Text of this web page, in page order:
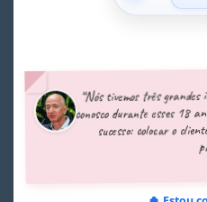
1
6
7
8
1
6
7
8
9
“Nós tivemos três
conosco durante esses 18
sucesso: colocar o